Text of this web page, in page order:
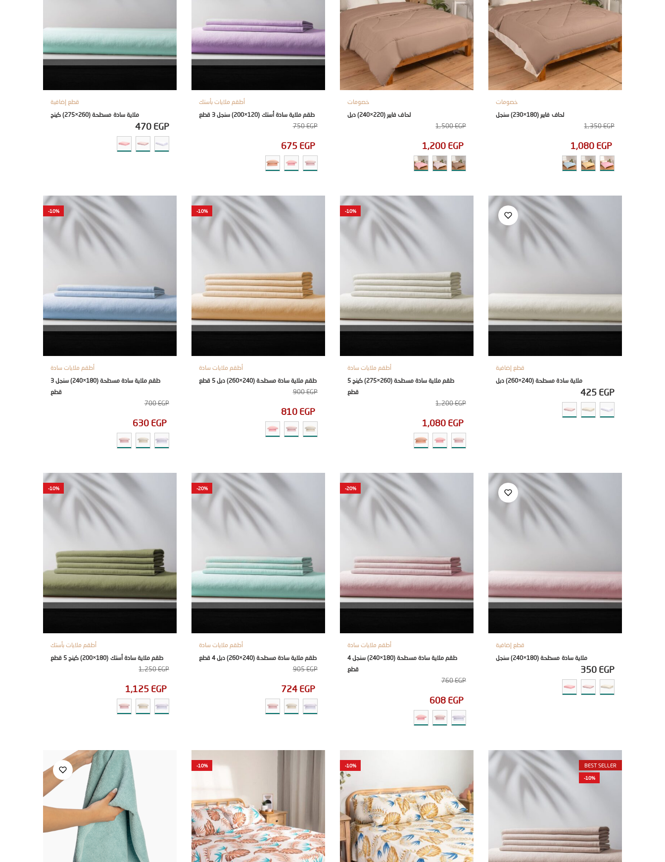
خصومات
لحاف فايبر (180×230) سنجل
1,350EGP
1,080 EGP
خصومات
لحاف فايبر (220×240) دبل
1,500EGP
1,200 EGP
أطقم ملايات بأستك
طقم ملاية سادة أستك (120×200) سنجل 3 قطع
750EGP
675 EGP
قطع إضافية
ملاية سادة مسطحة (260×275) كينج
470 EGP
قطع إضافية
ملاية سادة مسطحة (240×260) دبل
425 EGP
-10%
أطقم ملايات سادة
طقم ملاية سادة مسطحة (260×275) كينج 5
قطع
1,200EGP
1,080 EGP
-10%
أطقم ملايات سادة
طقم ملاية سادة مسطحة (240×260) دبل 5 قطع
900EGP
810 EGP
-10%
أطقم ملايات سادة
طقم ملاية سادة مسطحة (180×240) سنجل 3
قطع
700EGP
630 EGP
قطع إضافية
ملاية سادة مسطحة (180×240) سنجل
350 EGP
-20%
أطقم ملايات سادة
طقم ملاية سادة مسطحة (180×240) سنجل 4
قطع
760EGP
608 EGP
-20%
أطقم ملايات سادة
طقم ملاية سادة مسطحة (240×260) دبل 4 قطع
905EGP
724 EGP
-10%
أطقم ملايات بأستك
طقم ملاية سادة أستك (180×200) كينج 5 قطع
1,250EGP
1,125 EGP
BEST SELLER
-10%
-10%
-10%